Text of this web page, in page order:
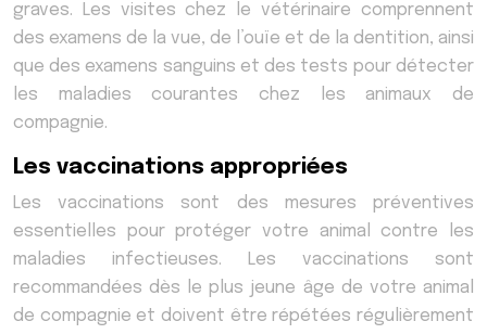
graves. Les visites chez le vétérinaire comprennent
des examens de la vue, de l’ouïe et de la dentition, ainsi
que des examens sanguins et des tests pour détecter
les maladies courantes chez les animaux de
compagnie.
Les vaccinations appropriées
Les vaccinations sont des mesures préventives
essentielles pour protéger votre animal contre les
maladies infectieuses. Les vaccinations sont
recommandées dès le plus jeune âge de votre animal
de compagnie et doivent être répétées régulièrement